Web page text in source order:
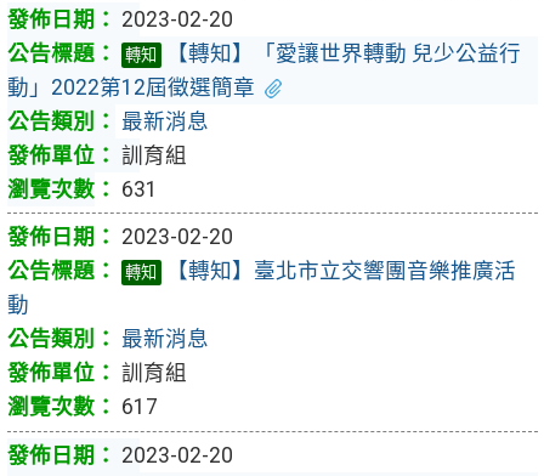
2023-02-20
轉知
【轉知】「愛讓世界轉動 兒少公益行
動」2022第12屆徵選簡章
最新消息
訓育組
631
2023-02-20
轉知
【轉知】臺北市立交響團音樂推廣活
動
最新消息
訓育組
617
2023-02-20